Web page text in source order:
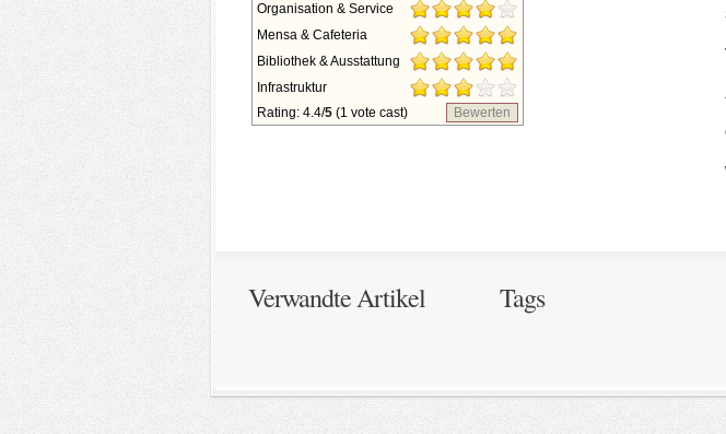
Organisation & Service
Mensa & Cafeteria
Bibliothek & Ausstattung
Infrastruktur
Rating: 4.4/5 (1 vote cast) Bewerten
Verwandte Artikel Tags